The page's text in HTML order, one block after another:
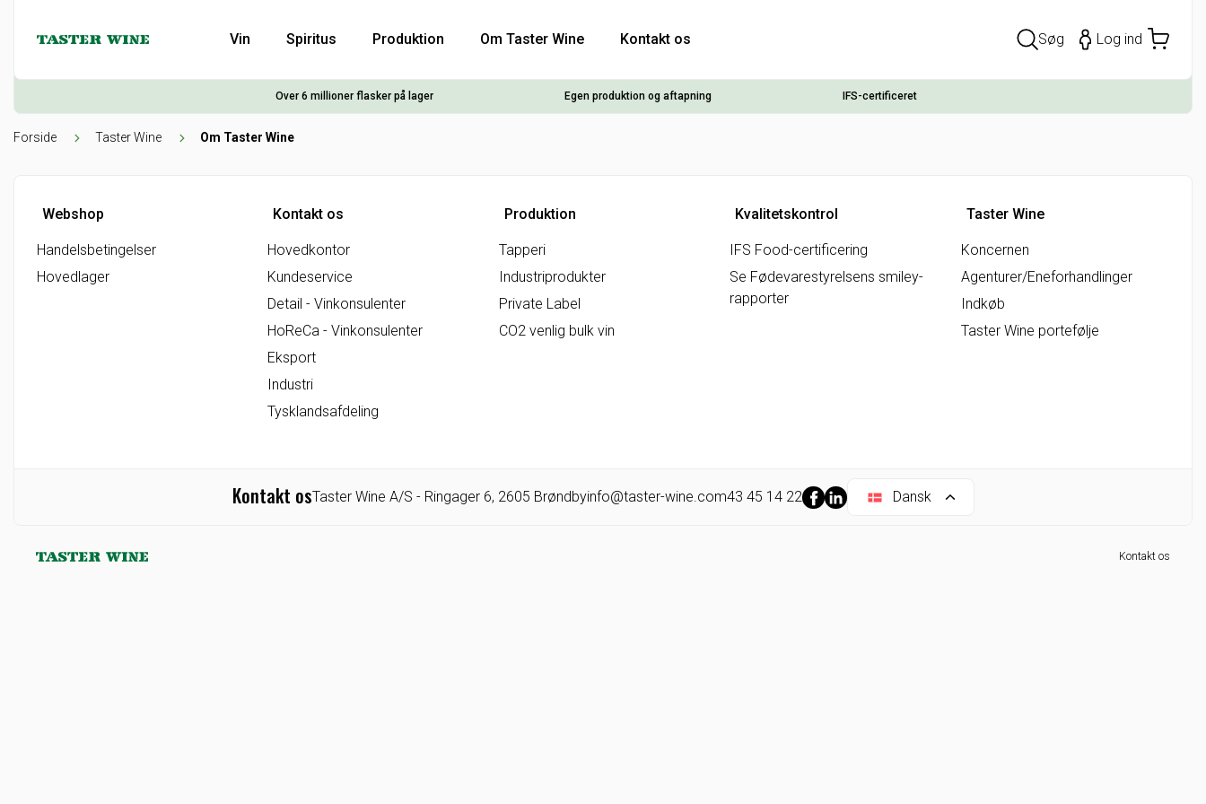
Vin Spiritus Produktion Om Taster Wine Kontakt os Søg Log ind
Over 6 millioner flasker på lager Egen produktion og aftapning IFS-certificeret
Forside Taster Wine Om Taster Wine
Webshop
Handelsbetingelser
Hovedlager
Kontakt os
Hovedkontor
Kundeservice
Detail - Vinkonsulenter
HoReCa - Vinkonsulenter
Eksport
Industri
Tysklandsafdeling
Produktion
Tapperi
Industriprodukter
Private Label
CO2 venlig bulk vin
Kvalitetskontrol
IFS Food-certificering
Se Fødevarestyrelsens smiley-
rapporter
Taster Wine
Koncernen
Agenturer/Eneforhandlinger
Indkøb
Taster Wine portefølje
Kontakt osTaster Wine A/S - Ringager 6, 2605 Brøndbyinfo@taster-wine.com43 45 14 22 Dansk
Kontakt os